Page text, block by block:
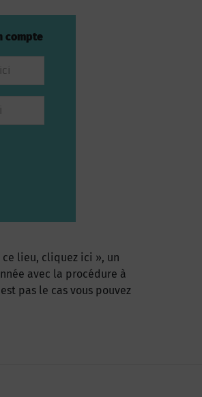
compte
lieu, cliquez ici », un
avec la procédure à
pas le cas vous pouvez